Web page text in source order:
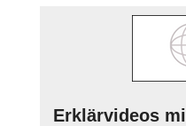
Erklärvideos